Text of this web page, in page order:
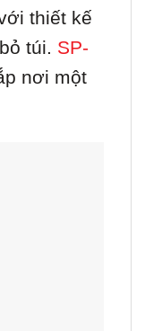
thiết kế
túi. SP-
nơi một